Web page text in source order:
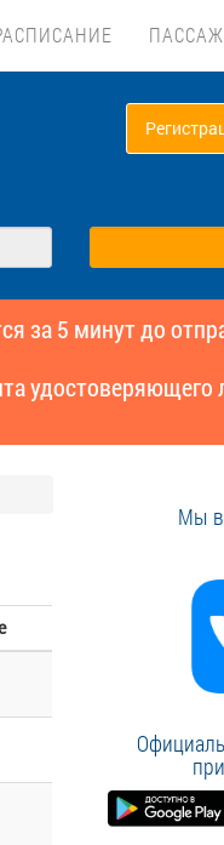
за 5 минут до
удостоверяющего
Мы в